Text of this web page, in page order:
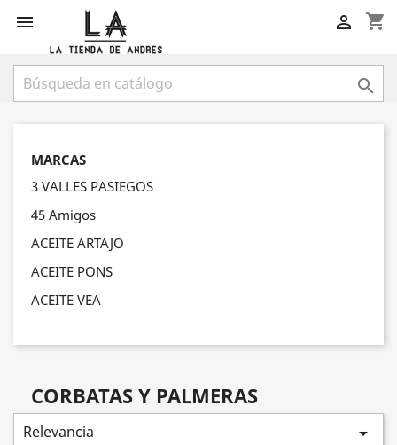
 shopping_cart


MARCAS
3 VALLES PASIEGOS
45 Amigos
ACEITE ARTAJO
ACEITE PONS
ACEITE VEA
CORBATAS Y PALMERAS
Relevancia 